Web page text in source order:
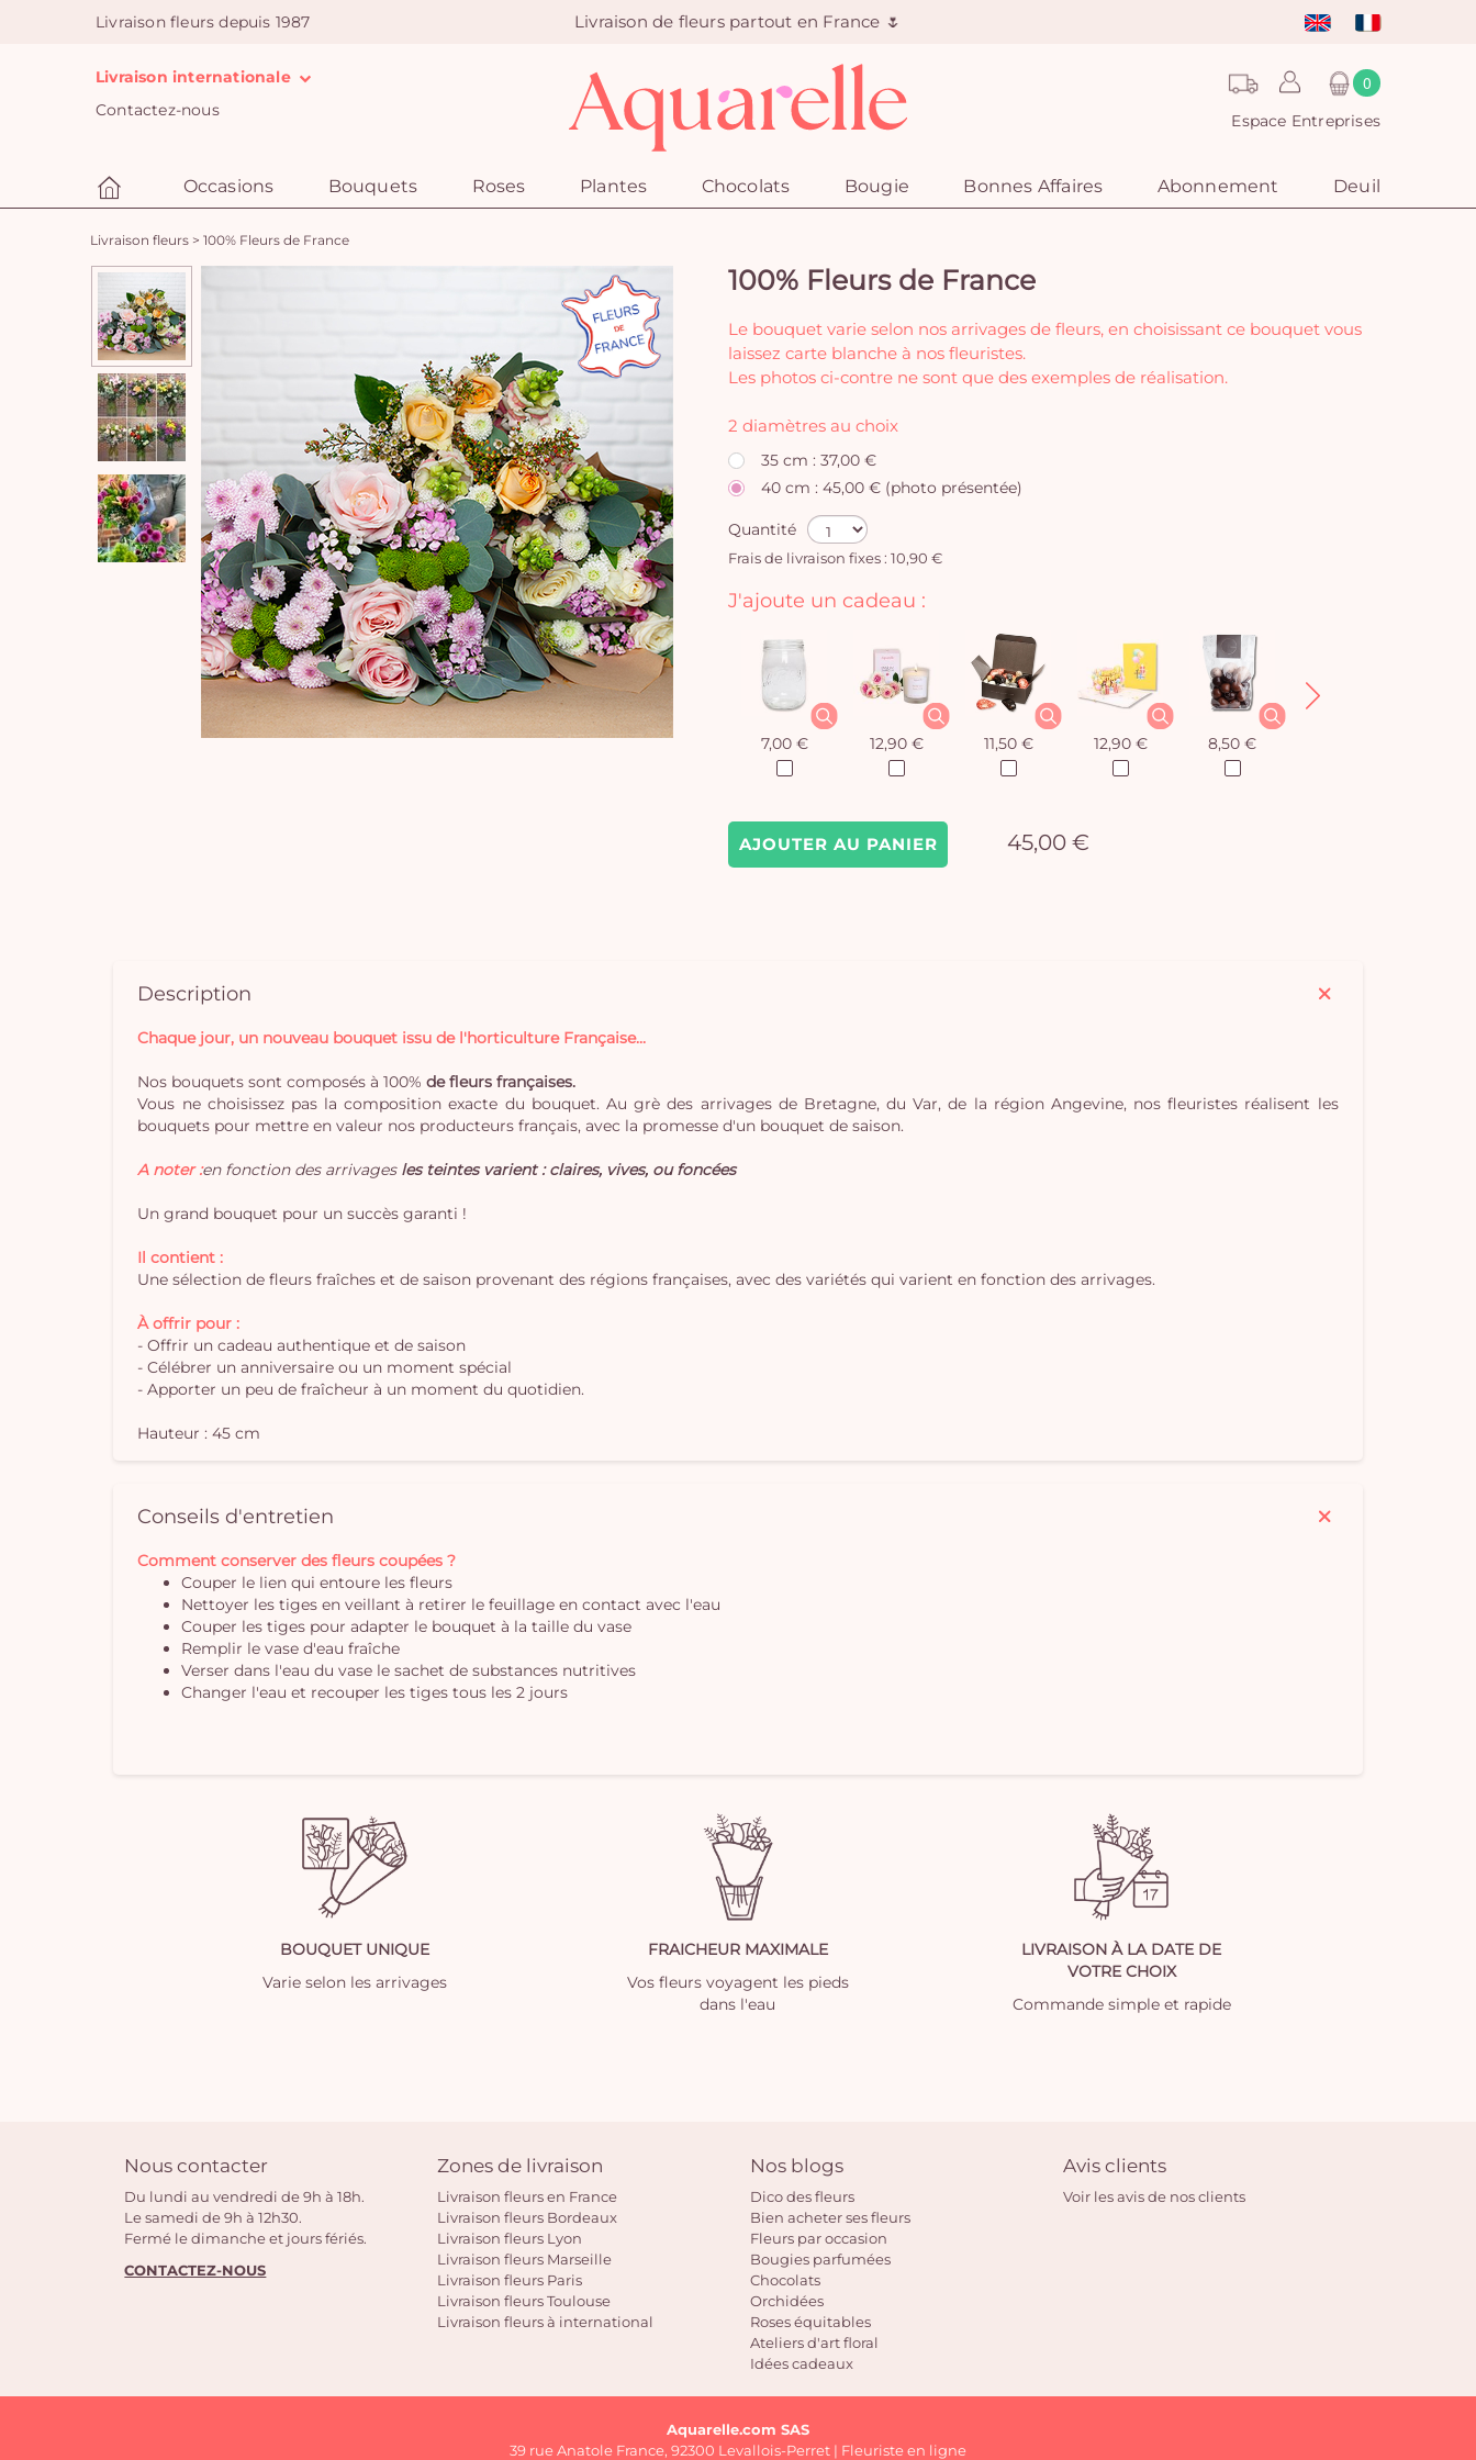
Livraison fleurs depuis 1987 Livraison de fleurs partout en France 🌷
Livraison internationale
Contactez-nous
0
Espace Entreprises
Occasions Bouquets Roses Plantes Chocolats Bougie Bonnes Affaires Abonnement Deuil
Livraison fleurs > 100% Fleurs de France
100% Fleurs de France
Le bouquet varie selon nos arrivages de fleurs, en choisissant ce bouquet vous
laissez carte blanche à nos fleuristes.
Les photos ci-contre ne sont que des exemples de réalisation.
2 diamètres au choix
35 cm : 37,00 €
40 cm : 45,00 € (photo présentée)
Quantité
Frais de livraison fixes : 10,90 €
AJOUTER AU PANIER 45,00 €
J'ajoute un cadeau :
7,00 € 12,90 € 11,50 € 12,90 € 8,50 €
Description
Chaque jour, un nouveau bouquet issu de l'horticulture Française...
Nos bouquets sont composés à 100% de fleurs françaises.
Vous ne choisissez pas la composition exacte du bouquet. Au grè des arrivages de Bretagne, du Var, de la région Angevine, nos fleuristes réalisent les
bouquets pour mettre en valeur nos producteurs français, avec la promesse d'un bouquet de saison.
A noter :en fonction des arrivages les teintes varient : claires, vives, ou foncées
Un grand bouquet pour un succès garanti !
Il contient :
Une sélection de fleurs fraîches et de saison provenant des régions françaises, avec des variétés qui varient en fonction des arrivages.
À offrir pour :
- Offrir un cadeau authentique et de saison
- Célébrer un anniversaire ou un moment spécial
- Apporter un peu de fraîcheur à un moment du quotidien.
Hauteur : 45 cm
Conseils d'entretien
Comment conserver des fleurs coupées ?
Couper le lien qui entoure les fleurs
Nettoyer les tiges en veillant à retirer le feuillage en contact avec l'eau
Couper les tiges pour adapter le bouquet à la taille du vase
Remplir le vase d'eau fraîche
Verser dans l'eau du vase le sachet de substances nutritives
Changer l'eau et recouper les tiges tous les 2 jours
BOUQUET UNIQUE
Varie selon les arrivages
FRAICHEUR MAXIMALE
Vos fleurs voyagent les pieds
dans l'eau
LIVRAISON À LA DATE DE
VOTRE CHOIX
Commande simple et rapide
Nous contacter
Du lundi au vendredi de 9h à 18h.
Le samedi de 9h à 12h30.
Fermé le dimanche et jours fériés.
CONTACTEZ-NOUS
Zones de livraison
Livraison fleurs en France
Livraison fleurs Bordeaux
Livraison fleurs Lyon
Livraison fleurs Marseille
Livraison fleurs Paris
Livraison fleurs Toulouse
Livraison fleurs à international
Nos blogs
Dico des fleurs
Bien acheter ses fleurs
Fleurs par occasion
Bougies parfumées
Chocolats
Orchidées
Roses équitables
Ateliers d'art floral
Idées cadeaux
Avis clients
Voir les avis de nos clients
Aquarelle.com SAS
39 rue Anatole France, 92300 Levallois-Perret | Fleuriste en ligne